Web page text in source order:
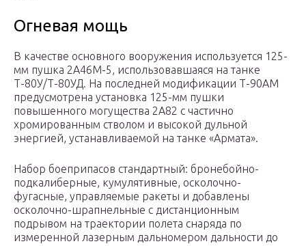
Огневая мощь
В качестве основного вооружения используется 125-
мм пушка 2А46М-5, использовавшаяся на танке
Т-80У/Т-80УД. На последней модификации Т-90АМ
предусмотрена установка 125-мм пушки
повышенного могущества 2А82 с частично
хромированным стволом и высокой дульной
энергией, устанавливаемой на танке «Армата».
Набор боеприпасов стандартный: бронебойно-
подкалиберные, кумулятивные, осколочно-
фугасные, управляемые ракеты и добавлены
осколочно-шрапнельные с дистанционным
подрывом на траектории полета снаряда по
измеренной лазерным дальномером дальности до